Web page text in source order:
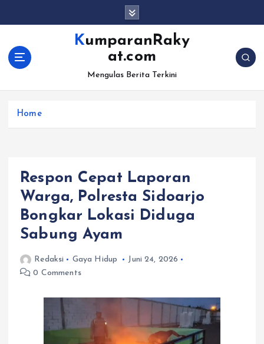
KumparanRaky
at.com
Mengulas Berita Terkini
Home
Respon Cepat Laporan
Warga, Polresta Sidoarjo
Bongkar Lokasi Diduga
Sabung Ayam
Redaksi Gaya Hidup
Juni 24, 2026
0 Comments